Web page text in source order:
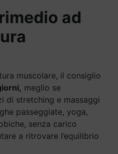
ad
muscolare, il consiglio
meglio se
di stretching e massaggi
passeggiate, yoga,
senza carico
a ritrovare l’equilibrio